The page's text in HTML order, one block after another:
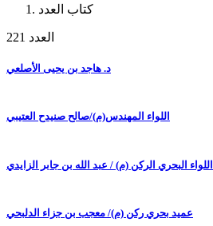
كتاب العدد
العدد 221
د. هاجد بن يحيى الأصلعي
اللواء المهندس(م)/صالح صنيدح العتيبي
اللواء البحري الركن (م) / عبد الله بن جابر الزايدي
عميد بحري ركن (م)/ معجب بن جزاء الدلبحي